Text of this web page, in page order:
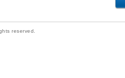
reserved.